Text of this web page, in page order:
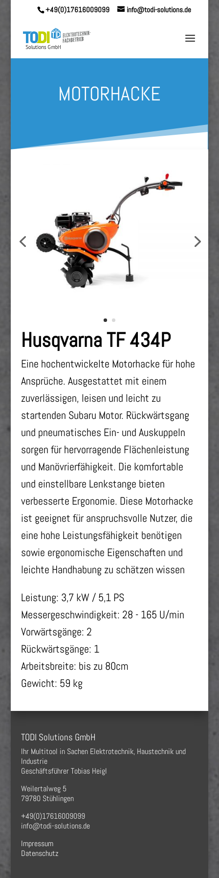
+49(0)17616009099 info@todi-solutions.de
MOTORHACKE
Husqvarna TF 434P
Eine hochentwickelte Motorhacke für hohe
Ansprüche. Ausgestattet mit einem
zuverlässigen, leisen und leicht zu
startenden Subaru Motor. Rückwärtsgang
und pneumatisches Ein- und Auskuppeln
sorgen für hervorragende Flächenleistung
und Manövrierfähigkeit. Die komfortable
und einstellbare Lenkstange bieten
verbesserte Ergonomie. Diese Motorhacke
ist geeignet für anspruchsvolle Nutzer, die
eine hohe Leistungsfähigkeit benötigen
sowie ergonomische Eigenschaften und
leichte Handhabung zu schätzen wissen
Leistung: 3,7 kW / 5,1 PS
Messergeschwindigkeit: 28 - 165 U/min
Vorwärtsgänge: 2
Rückwärtsgänge: 1
Arbeitsbreite: bis zu 80cm
Gewicht: 59 kg
TODI Solutions GmbH
Ihr Multitool in Sachen Elektrotechnik, Haustechnik und
Industrie
Geschäftsführer Tobias Heigl
Weilertalweg 5
79780 Stühlingen
+49(0)17616009099
info@todi-solutions.de
Impressum
Datenschutz